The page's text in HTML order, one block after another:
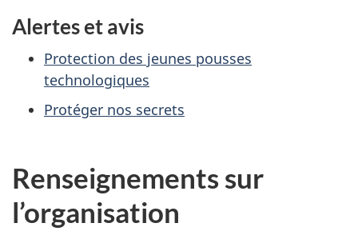
Alertes et avis
Protection des jeunes pousses
technologiques
Protéger nos secrets
Renseignements sur
l’organisation